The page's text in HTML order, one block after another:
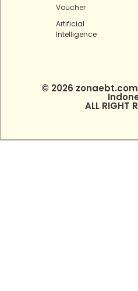
Voucher
Artificial
Intelligence
© 2026
ALL RIGHT